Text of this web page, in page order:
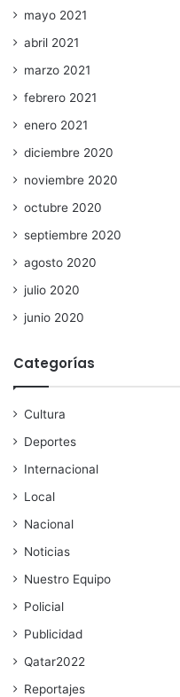
mayo 2021
abril 2021
marzo 2021
febrero 2021
enero 2021
diciembre 2020
noviembre 2020
octubre 2020
septiembre 2020
agosto 2020
julio 2020
junio 2020
Categorías
Cultura
Deportes
Internacional
Local
Nacional
Noticias
Nuestro Equipo
Policial
Publicidad
Qatar2022
Reportajes